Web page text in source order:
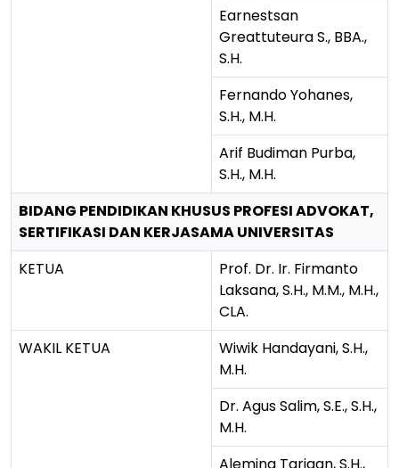
Earnestsan
Greattuteura S., BBA.,
S.H.
Fernando Yohanes,
S.H., M.H.
Arif Budiman Purba,
S.H., M.H.
BIDANG PENDIDIKAN KHUSUS PROFESI ADVOKAT,
SERTIFIKASI DAN KERJASAMA UNIVERSITAS
KETUA
Prof. Dr. Ir. Firmanto
Laksana, S.H., M.M., M.H.,
CLA.
WAKIL KETUA
Wiwik Handayani, S.H.,
M.H.
Dr. Agus Salim, S.E., S.H.,
M.H.